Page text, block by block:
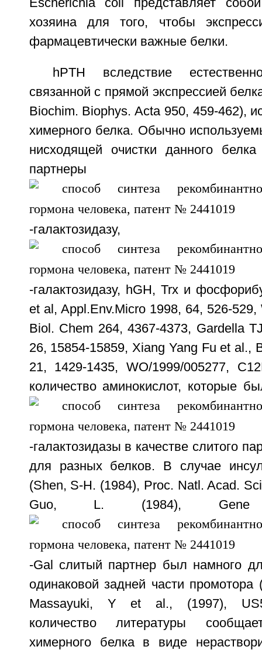
Escherichia coli представляет собой
хозяина для того, чтобы
фармацевтически важные белки.
hPTH вследствие
связанной с прямой экспрессией
Biochim. Biophys. Acta 950, 459-462),
химерного белка. Обычно
нисходящей очистки данного
партнеры
-
-галактозидазу, hGH, Trx и
et al, Appl.Env.Micro 1998, 64, 526-
Biol. Chem 264, 4367-4373, Gardella
26, 15854-15859, Xiang Yang Fu et al.,
21, 1429-1435, WO/1999/005277,
количество аминокислот, которые
-галактозидазы в качестве слитого
для разных белков. В случае
(Shen, S-H. (1984), Proc. Natl. Acad.
Guo, L. (1984), Gene
-Gal слитый партнер был намного
одинаковой задней части
Massayuki, Y et al., (1997),
количество литературы
химерного белка в виде